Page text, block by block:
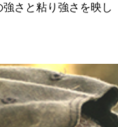
さと粘り強さを映し